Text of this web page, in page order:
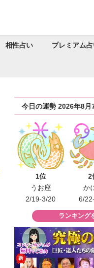
相性占い プレミアム占
今日の運勢 2026年8月
1位
うお座
2/19-3/20
2
か
6/
ランキング